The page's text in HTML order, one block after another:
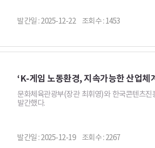
발간일 : 2025-12-22 조회수 : 1453
‘K-게임 노동환경, 지속가능한 산업체
문화체육관광부(장관 최휘영)와 한국콘텐츠
발간했다.
발간일 : 2025-12-19 조회수 : 2267